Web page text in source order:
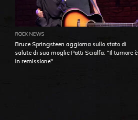
ROCK NEWS
Bruce Springsteen aggiorna sullo stato di
salute di sua moglie Patti Scialfa: "Il tumore è
in remissione"